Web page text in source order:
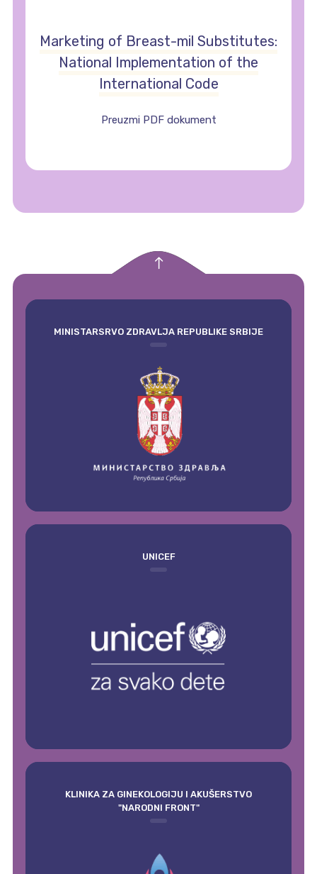
Marketing of Breast-mil Substitutes:
National Implementation of the
International Code
Preuzmi PDF dokument
MINISTARSRVO ZDRAVLJA REPUBLIKE SRBIJE
UNICEF
KLINIKA ZA GINEKOLOGIJU I AKUŠERSTVO
"NARODNI FRONT"